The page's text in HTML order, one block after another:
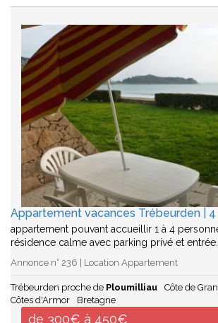
Appartement vacances Trébeurden | 4
appartement pouvant accueillir 1 à 4
résidence calme avec parking privé et entrée…
Annonce n° 236 | Location Appartement
Trébeurden proche de Ploumilliau
Côte de
Côtes d'Armor
Bretagne
de 300€ à 450€